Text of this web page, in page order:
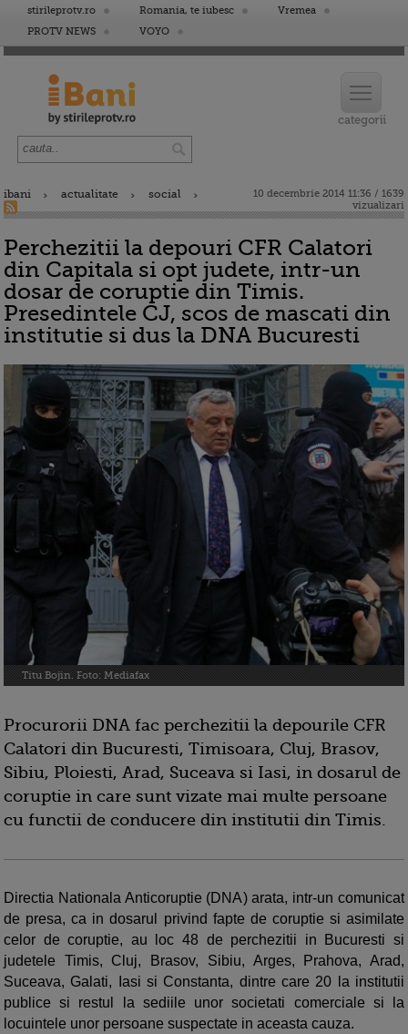
stirileprotv.ro Romania, te iubesc
Vremea
PROTV NEWS
VOYO
ibani actualitate social
10 decembrie 2014 11:36 / 1639
vizualizari
Perchezitii la depouri CFR Calatori
din Capitala si opt judete, intr-un
dosar de coruptie din Timis.
Presedintele CJ, scos de mascati din
institutie si dus la DNA Bucuresti
Titu Bojin. Foto: Mediafax
Procurorii DNA fac perchezitii la depourile CFR
Calatori din Bucuresti, Timisoara, Cluj, Brasov,
Sibiu, Ploiesti, Arad, Suceava si Iasi, in dosarul de
coruptie in care sunt vizate mai multe persoane
cu functii de conducere din institutii din Timis.
Directia Nationala Anticoruptie (DNA) arata, intr-un comunicat
de presa, ca in dosarul privind fapte de coruptie si asimilate
celor de coruptie, au loc 48 de perchezitii in Bucuresti si
judetele Timis, Cluj, Brasov, Sibiu, Arges, Prahova, Arad,
Suceava, Galati, Iasi si Constanta, dintre care 20 la institutii
publice si restul la sediile unor societati comerciale si la
locuintele unor persoane suspectate in aceasta cauza.